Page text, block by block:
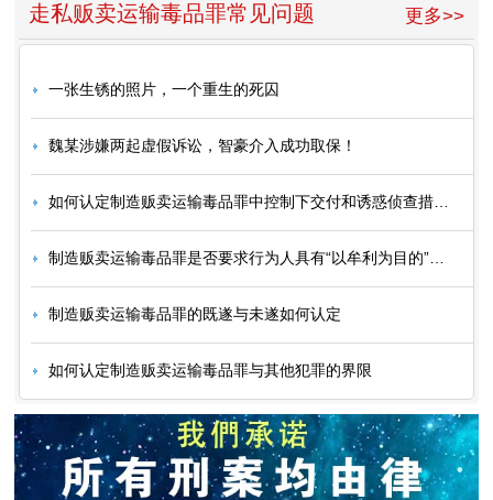
更多>>
走私贩卖运输毒品罪常见问题
一张生锈的照片，一个重生的死囚
魏某涉嫌两起虚假诉讼，智豪介入成功取保！
制造贩卖运输毒品罪的既遂与未遂如何认定
如何认定制造贩卖运输毒品罪与其他犯罪的界限